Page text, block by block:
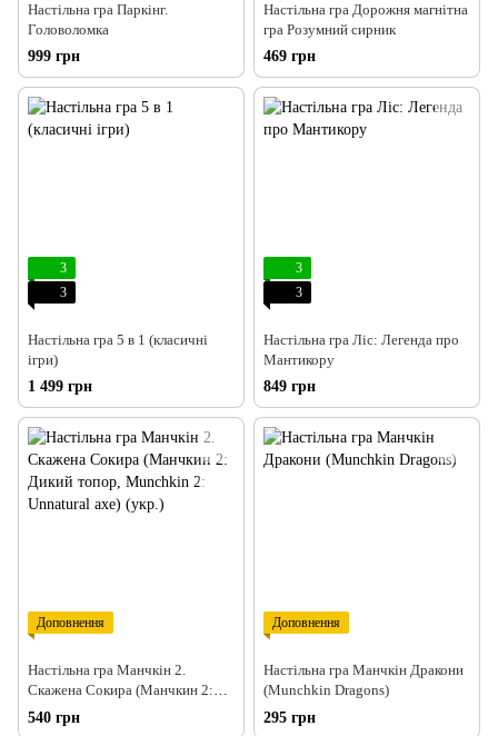
Настільна гра Паркінг.
Головоломка
999 грн
Настільна гра Дорожня магнітна
гра Розумний сирник
469 грн
3
3
Настільна гра 5 в 1 (класичні
ігри)
1 499 грн
3
3
Настільна гра Ліс: Легенда про
Мантикору
849 грн
Доповнення
Настільна гра Манчкін 2.
Скажена Сокира (Манчкин 2:
Дикий топор, Munchkin 2:
Unnatural axe) (укр.)
540 грн
Доповнення
Настільна гра Манчкін Дракони
(Munchkin Dragons)
295 грн